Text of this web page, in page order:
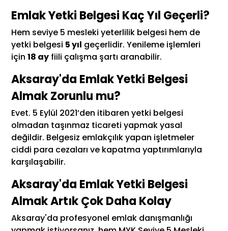
Emlak Yetki Belgesi Kaç Yıl Geçerli?
Hem seviye 5 mesleki yeterlilik belgesi hem de
yetki belgesi 5 yıl geçerlidir. Yenileme işlemleri
için18 ay fiili çalışma şartı aranabilir.
Aksaray'da Emlak Yetki Belgesi
Almak Zorunlu mu?
Evet. 5 Eylül 2021’den itibaren yetki belgesi
olmadan taşınmaz ticareti yapmak yasal
değildir. Belgesiz emlakçılık yapan işletmeler
ciddi para cezaları ve kapatma yaptırımlarıyla
karşılaşabilir.
Aksaray'da Emlak Yetki Belgesi
Almak Artık Çok Daha Kolay
Aksaray'da profesyonel emlak danışmanlığı